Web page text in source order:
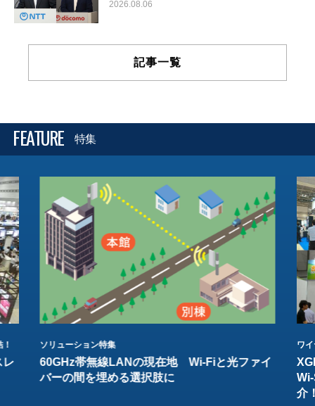
2026.08.06
記事一覧
FEATURE 特集
レ
ソリューション特集
60GHz帯無線LANの現在地 Wi-Fiと光ファイ
バーの間を埋める選択肢に
ワ
介